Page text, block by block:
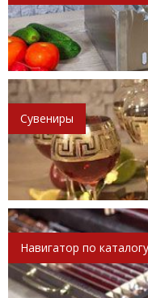
Сувениры
Навигатор по каталогу